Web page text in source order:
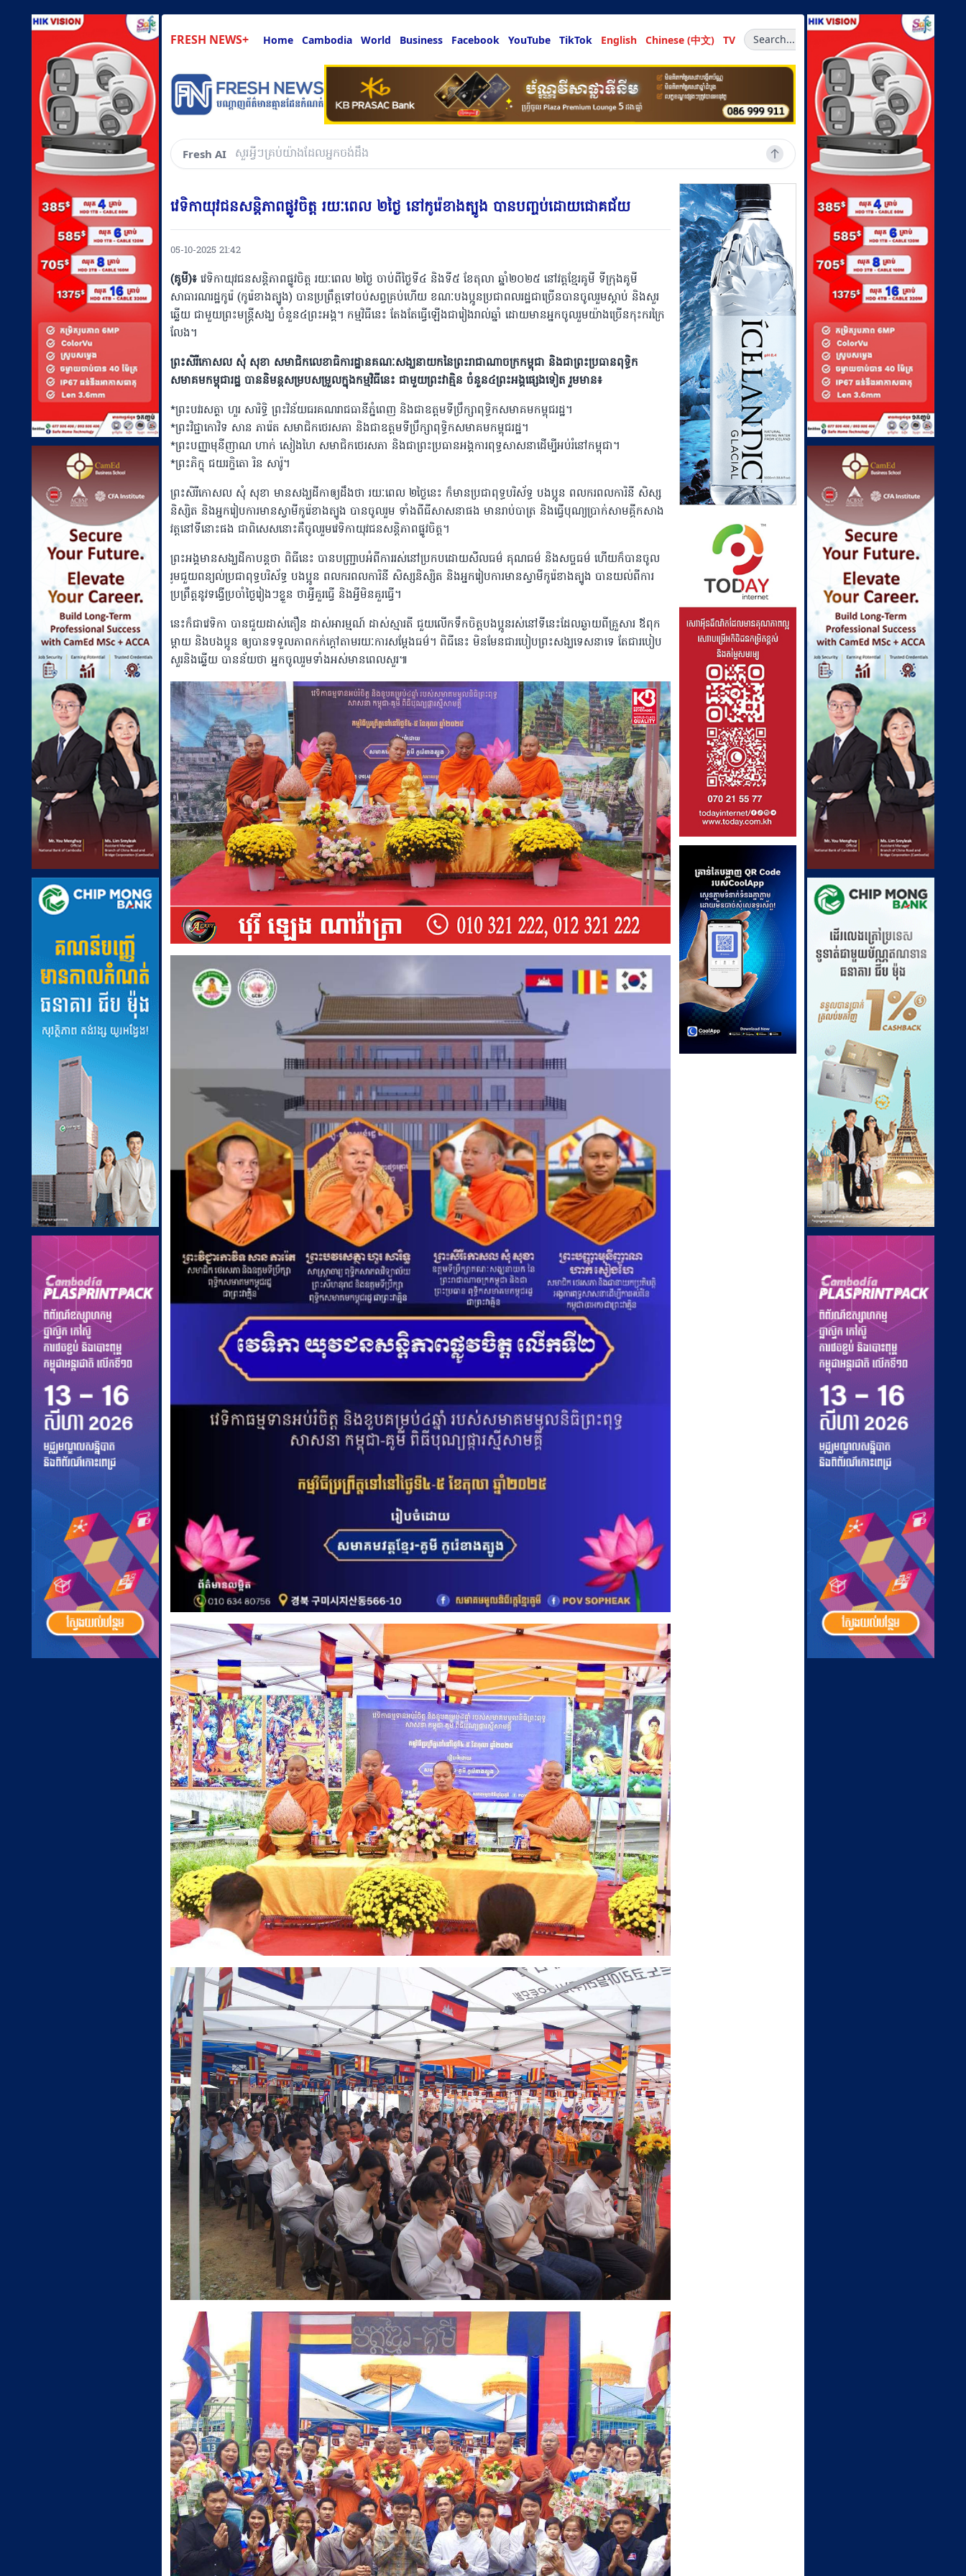
FRESH NEWS+ Home Cambodia World Business Facebook YouTube TikTok English Chinese (中文) TV Search...
Fresh AI ask about anything & more
វេទិកាយុវជនសន្តិភាពផ្លូវចិត្ត រយៈពេល ២ថ្ងៃ នៅកូរ៉េខាងត្បូង បានបញ្ចប់ដោយជោគជ័យ
05-10-2025 21:42
(គូមី)៖ វេទិកាយុវជនសន្តិភាពផ្លូវចិត្ត រយៈពេល ២ថ្ងៃ ចាប់ពីថ្ងៃទី៤ និងទី៥ ខែតុលា ឆ្នាំ២០២៥ នៅវត្តខ្មែរគូមី ទីក្រុងគូមី
សាធារណរដ្ឋកូរ៉េ (កូរ៉េខាងត្បូង) បានប្រព្រឹត្តទៅចប់សព្វគ្រប់ហើយ ខណៈបងប្អូនប្រជាពលរដ្ឋជាច្រើនបានចូលរួមស្តាប់ និងសួរ
ឆ្លើយ ជាមួយព្រះមន្រ្តីសង្ឃ ចំនួន៤ព្រះអង្គ។ កម្មវិធីនេះ តែងតែធ្វើឡើងជារៀងរាល់ឆ្នាំ ដោយមានអ្នកចូលរួមយ៉ាងច្រើនកុះករក្រៃ
លែង។
ព្រះសិរីកោសល សុំ សុខា សមាជិកលេខាធិការដ្ឋានគណៈសង្ឃនាយកនៃព្រះរាជាណាចក្រកម្ពុជា និងជាព្រះប្រធានពុទ្ធិក
សមាគមកម្ពុជារដ្ឋ បាននិមន្តសម្របសម្រួលក្នុងកម្មវិធីនេះ ជាមួយព្រះវាគ្មិន ចំនួន៤ព្រះអង្គផ្សេងទៀត រួមមាន៖
*ព្រះបវរសត្ថា ហួរ សារិទ្ធិ ព្រះវិន័យធរគណរាជធានីភ្នំពេញ និងជាឧត្តមទីប្រឹក្សាពុទ្ធិកសមាគមកម្ពុជរដ្ឋ។
*ព្រះវិជ្ជាកោវិទ សាន ភារ៉េត សមាជិកថេរសភា និងជាឧត្តមទីប្រឹក្សាពុទ្ធិកសមាគមកម្ពុជរដ្ឋ។
*ព្រះបញ្ញាមុនីញាណ ហាក់ សៀងហៃ សមាជិកថេរសភា និងជាព្រះប្រធានអង្គការពុទ្ធសាសនាដើម្បីអប់រំនៅកម្ពុជា។
*ព្រះភិក្ខុ ជយរក្ខិតោ រិន សារ៉ូ។
ព្រះសិរីកោសល សុំ សុខា មានសង្ឃដីកាឲ្យដឹងថា រយៈពេល ២ថ្ងៃនេះ ក៏មានប្រជាពុទ្ធបរិស័ទ្ធ បងប្អូន ពលករពលការិនី សិស្ស
និស្សិត និងអ្នករៀបការមានស្វាមីកូរ៉េខាងត្បូង បានចូលរួម ទាំងពីធីសាសនាផង មានរាប់បាត្រ និងធ្វើបុណ្យប្រាក់សាមគ្គីកសាង
វត្តនៅទីនោះផង ជាពិសេសនោះគឺចូលរួមវេទិកាយុវជនសន្តិភាពផ្លូវចិត្ត។
ព្រះអង្គមានសង្ឃដីកាបន្តថា ពិធីនេះ បានបញ្ជ្រាបអំពីការរស់នៅប្រកបដោយសីលធម៌ គុណធម៌ និងសច្ចធម៌ ហើយក៏បានចូល
រួមជួយពន្យល់ប្រជាពុទ្ធបរិស័ទ្ធ បងប្អូន ពលករពលការិនី សិស្សនិស្សិត និងអ្នករៀបការមានស្វាមីកូរ៉េខាងត្បូង បានយល់ពីការ
ប្រព្រឹត្តនូវទង្វើប្រចាំថ្ងៃរៀងៗខ្លួន ថាអ្វីគួរធ្វើ និងអ្វីមិនគួរធ្វើ។
នេះក៏ជាវេទិកា បានជួយដាស់តឿន ដាស់អារម្មណ៍ ដាស់ស្មារតី ជួយលើកទឹកចិត្តបងប្អូនរស់នៅទីនេះ​ដែលឆ្ងាយពីគ្រួសារ ឪពុក
ម្តាយ និងបងប្អូន ឲ្យបានទទួលភាពកក់ក្តៅតាមរយៈការសម្តែងធម៌។ ពិធីនេះ មិនមែនជារបៀបព្រះសង្ឃទេសនាទេ តែជារបៀប
សួរនិងឆ្លើយ បានន័យថា អ្នកចូលរួមទាំងអស់មានពេលសួរ៕